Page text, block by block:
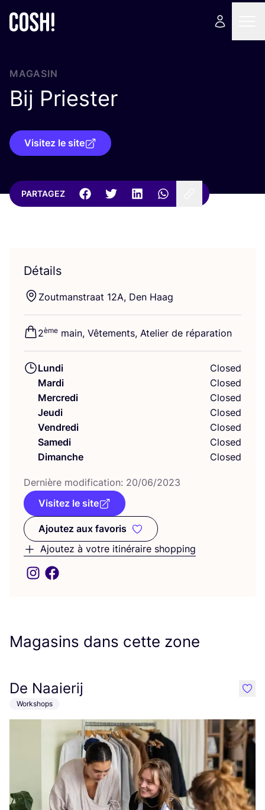
MAGASIN
Bij Priester
Visitez le site
PARTAGEZ
Détails
Zout­mans­traat 12A, Den Haag
2ème main, Vête­ments, Ate­lier de réparation
Lundi
Closed
Mardi
Closed
Mercredi
Closed
Jeudi
Closed
Vendredi
Closed
Samedi
Closed
Dimanche
Closed
Der­nière modi­fi­ca­tion: 20/06/2023
Visitez le site
Ajoutez aux favoris
Ajoutez aux favoris
Ajoutez à votre itinéraire shopping
Magasins dans cette zone
De Naaierij
Workshops
like